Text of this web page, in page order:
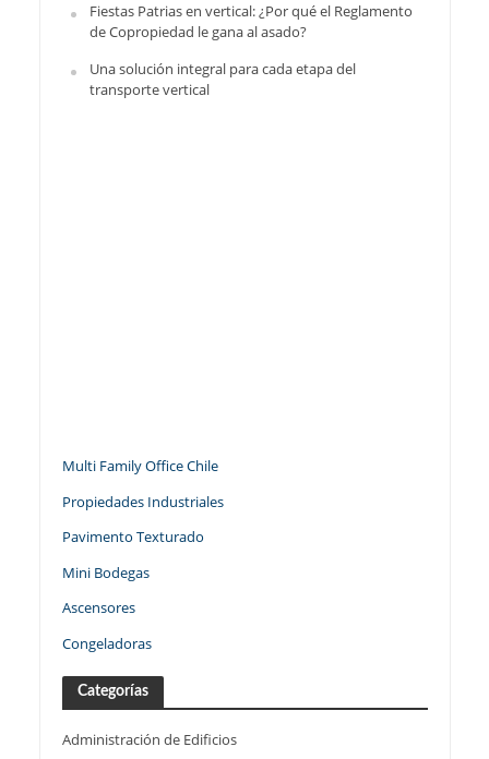
Fiestas Patrias en vertical: ¿Por qué el Reglamento
de Copropiedad le gana al asado?
Una solución integral para cada etapa del
transporte vertical
Multi Family Office Chile
Propiedades Industriales
Pavimento Texturado
Mini Bodegas
Ascensores
Congeladoras
Categorías
Administración de Edificios